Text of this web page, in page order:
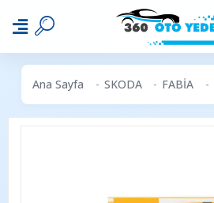
Ana Sayfa SKODA FABİA